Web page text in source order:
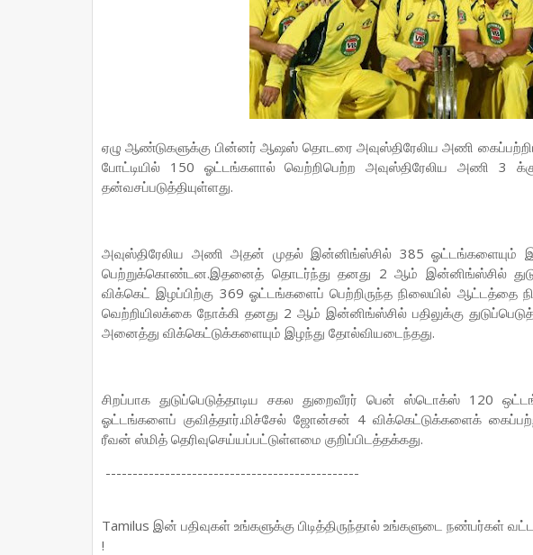
ஏழு ஆண்டுகளுக்கு பின்னர் ஆஷஸ் தொடரை அவுஸ்திரேலிய அணி
போட்டியில் 150 ஓட்டங்களால் வெற்றிபெற்ற அவுஸ்திரேலிய அணி
தன்வசப்படுத்தியுள்ளது.
அவுஸ்திரேலிய அணி அதன் முதல் இன்னிங்ஸ்சில் 385 ஓட்டங்களையும்
பெற்றுக்கொண்டன.இதனைத் தொடர்ந்து தனது 2 ஆம் இன்னிங்ஸ்சில்
விக்கெட் இழப்பிற்கு 369 ஓட்டங்களைப் பெற்றிருந்த நிலையில் ஆட்டத்தை
வெற்றியிலக்கை நோக்கி தனது 2 ஆம் இன்னிங்ஸ்சில் பதிலுக்கு
அனைத்து விக்கெட்டுக்களையும் இழந்து தோல்வியடைந்தது.
சிறப்பாக துடுப்பெடுத்தாடிய சகல துறைவீரர் பென் ஸ்டொக்ஸ் 120
ஓட்டங்களைப் குவித்தார்.மிச்சேல் ஜோன்சன் 4 விக்கெட்டுக்களைக்
ரீவன் ஸ்மித் தெரிவுசெய்யப்பட்டுள்ளமை குறிப்பிடத்தக்கது.
-----------------------------------------------
Tamilus இன் பதிவுகள் உங்களுக்கு பிடித்திருந்தால் உங்களுடை நண்பர்கள்
!